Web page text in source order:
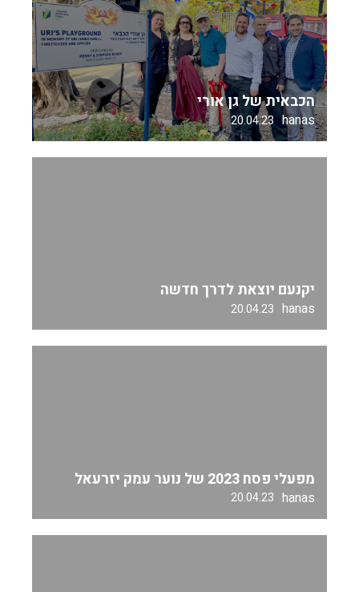
הכבאית של גן אורי
hanas
20.04.23
יקנעם יוצאת לדרך חדשה
hanas
20.04.23
מפעלי פסח 2023 של נוער עמק יזרעאל
hanas
20.04.23